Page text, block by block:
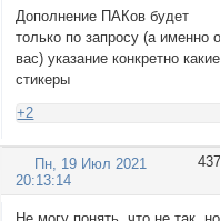
'https://
'https://
'https://
Дополнение ПАКов будет
только по запросу (а именно
вас) указание конкретно какие
стикеры
+2
437
Пн, 19 Июл 2021
20:13:14